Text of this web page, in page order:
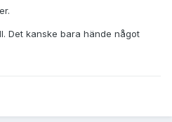
Det kanske bara hände något